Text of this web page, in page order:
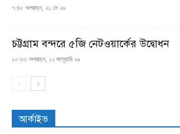
৭:৪০ অপরাহ্ন, ২১ মে ২৬
চট্টগ্রাম বন্দরে ৫জি নেটওয়ার্কের উদ্বোধন
১০:৩৩ অপরাহ্ন, ১২ জানুয়ারি ২৬
আর্কাইভ